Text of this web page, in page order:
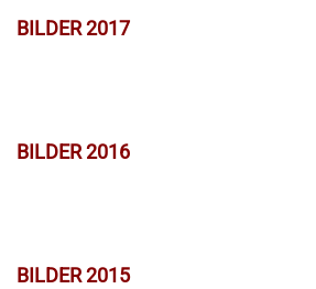
BILDER 2017
BILDER 2016
BILDER 2015